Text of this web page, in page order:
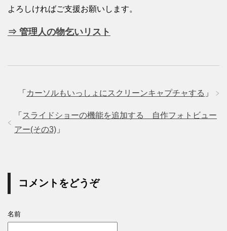
よろしければご支援お願いします。
⇒ 管理人の物乞いリスト
「 カーソルもいっしょにスクリーンキャプチャする 」
「 スライドショーの機能を追加する 自作フォトビュー
アー(その3) 」
コメントをどうぞ
名前